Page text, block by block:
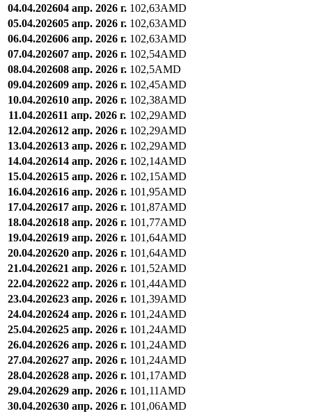
04.04.202604 апр. 2026 г. 102,63AMD
05.04.202605 апр. 2026 г. 102,63AMD
06.04.202606 апр. 2026 г. 102,63AMD
07.04.202607 апр. 2026 г. 102,54AMD
08.04.202608 апр. 2026 г. 102,5AMD
09.04.202609 апр. 2026 г. 102,45AMD
10.04.202610 апр. 2026 г. 102,38AMD
11.04.202611 апр. 2026 г. 102,29AMD
12.04.202612 апр. 2026 г. 102,29AMD
13.04.202613 апр. 2026 г. 102,29AMD
14.04.202614 апр. 2026 г. 102,14AMD
15.04.202615 апр. 2026 г. 102,15AMD
16.04.202616 апр. 2026 г. 101,95AMD
17.04.202617 апр. 2026 г. 101,87AMD
18.04.202618 апр. 2026 г. 101,77AMD
19.04.202619 апр. 2026 г. 101,64AMD
20.04.202620 апр. 2026 г. 101,64AMD
21.04.202621 апр. 2026 г. 101,52AMD
22.04.202622 апр. 2026 г. 101,44AMD
23.04.202623 апр. 2026 г. 101,39AMD
24.04.202624 апр. 2026 г. 101,24AMD
25.04.202625 апр. 2026 г. 101,24AMD
26.04.202626 апр. 2026 г. 101,24AMD
27.04.202627 апр. 2026 г. 101,24AMD
28.04.202628 апр. 2026 г. 101,17AMD
29.04.202629 апр. 2026 г. 101,11 AMD
30.04.202630 апр. 2026 г. 101,06AMD